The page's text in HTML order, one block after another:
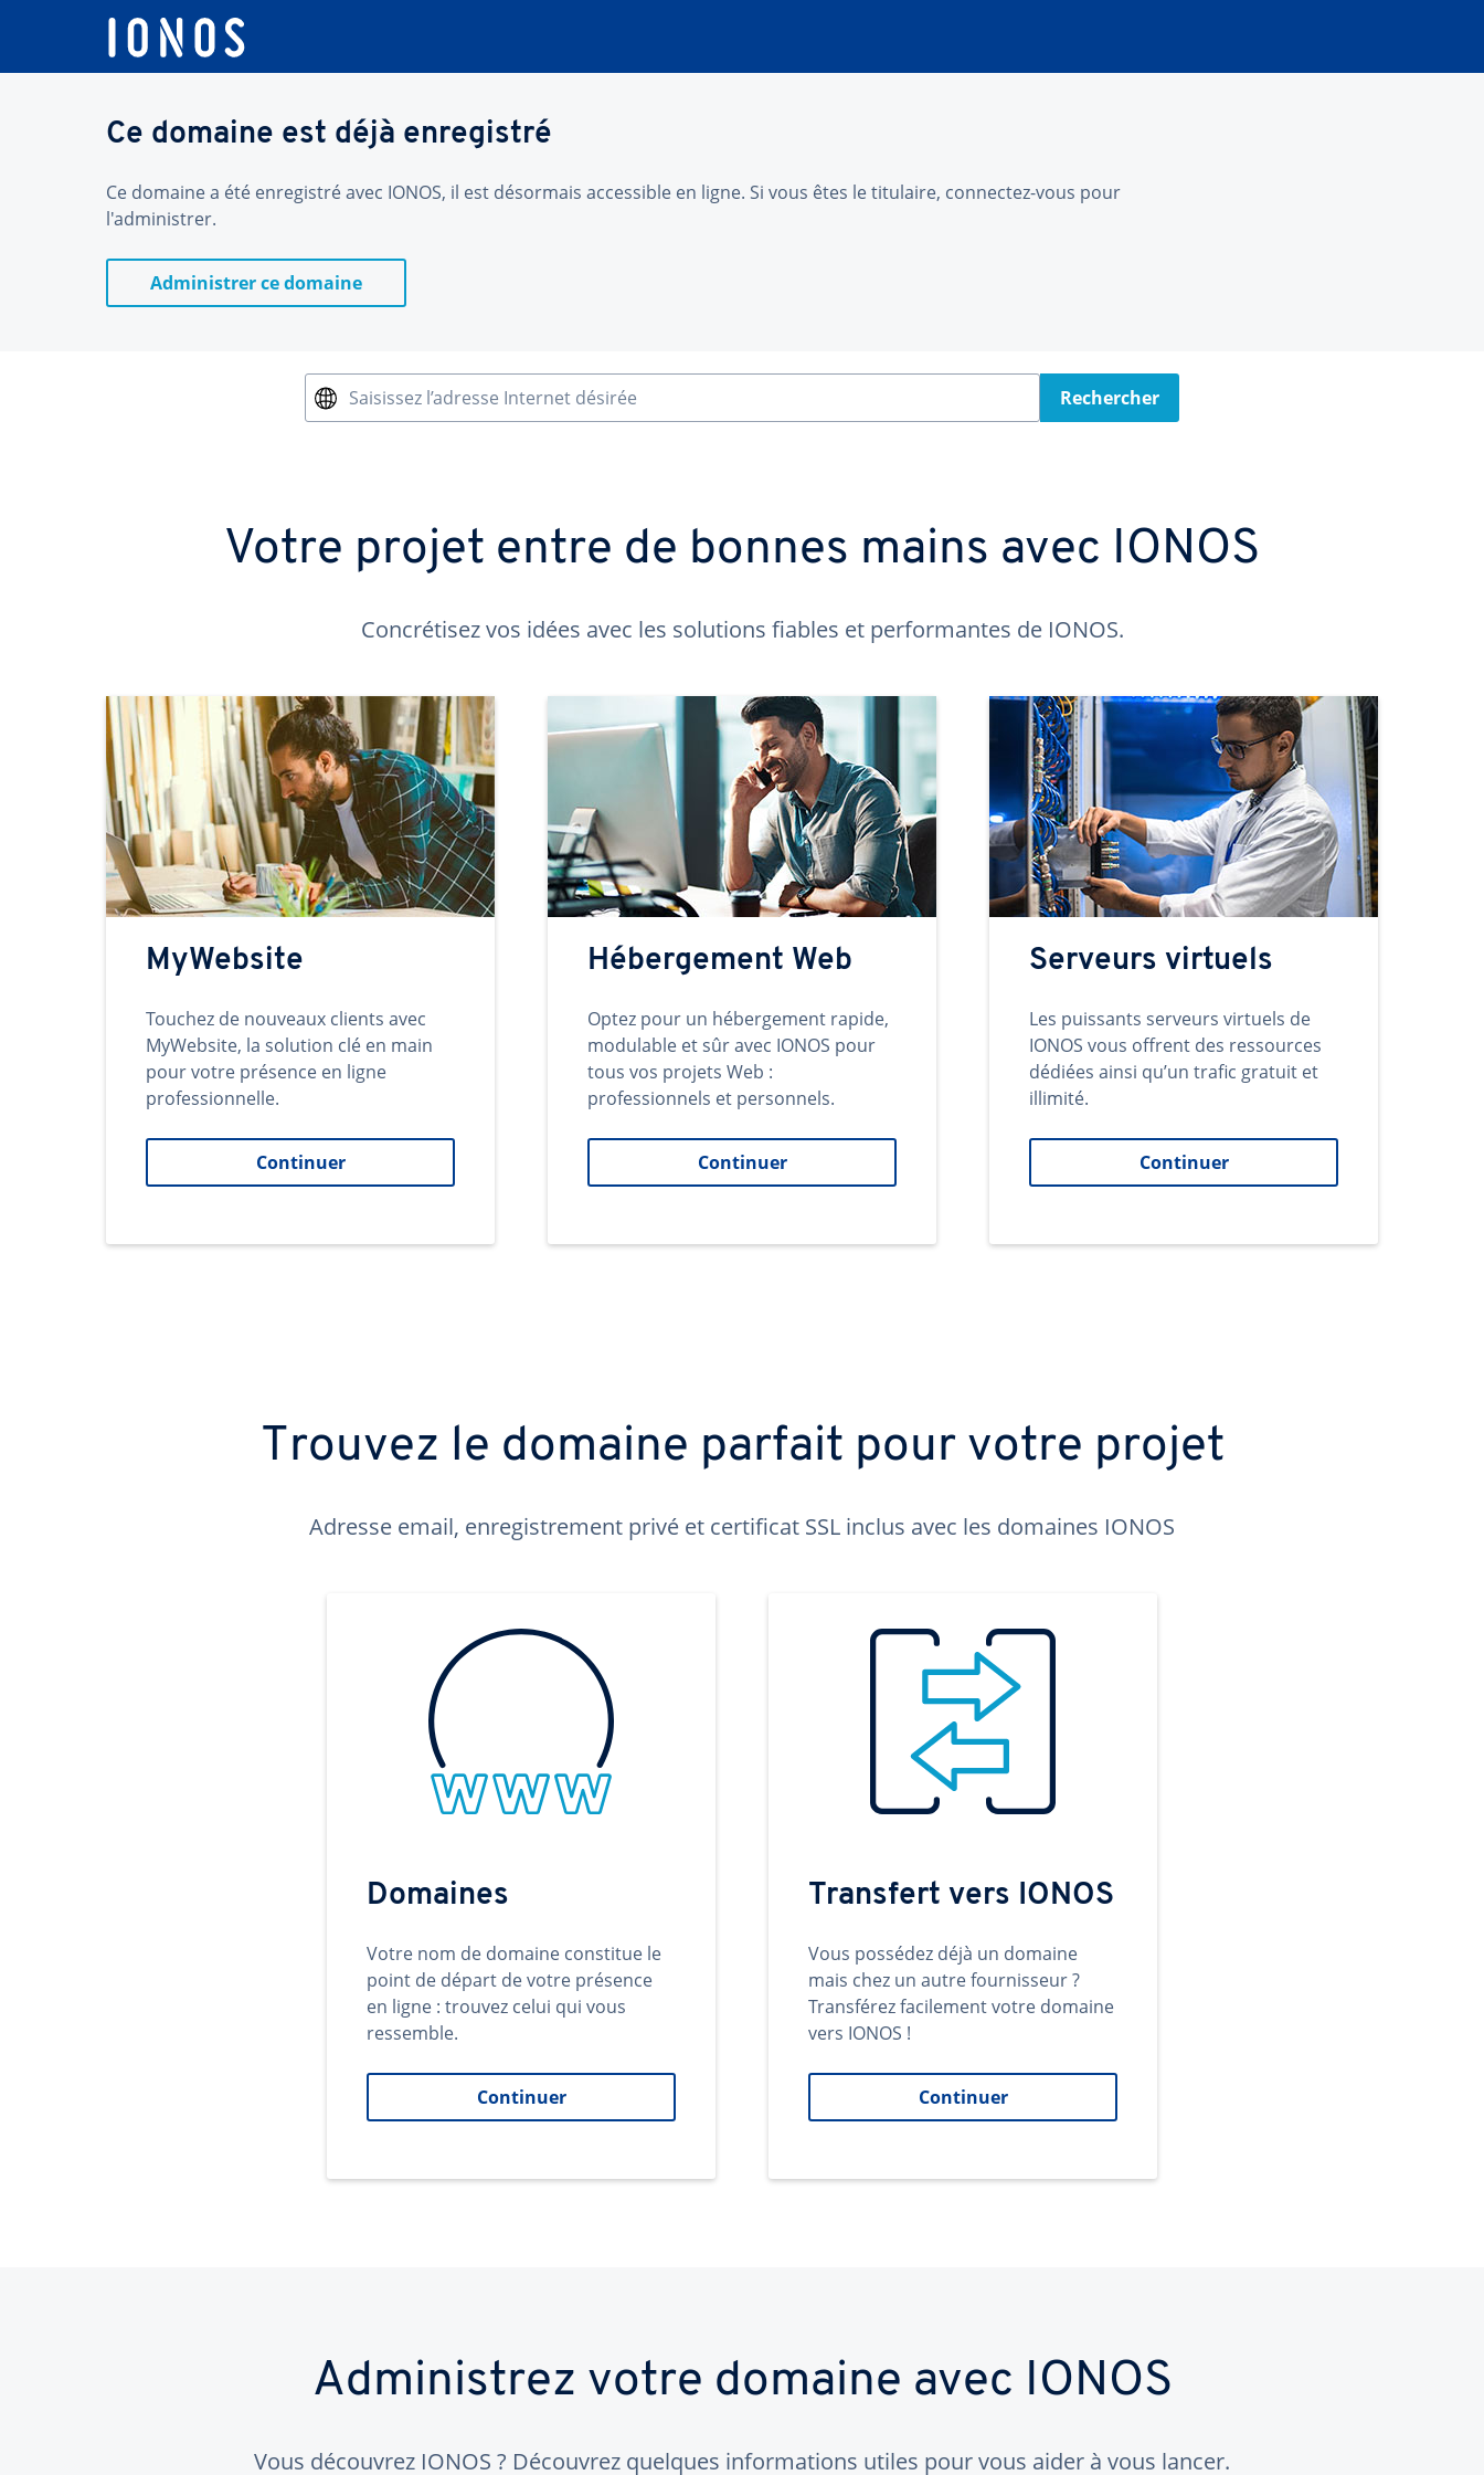
Ce domaine est déjà enregistré
Ce domaine a été enregistré avec IONOS, il est désormais accessible en ligne. Si vous êtes le titulaire, connectez-vous pour
l'administrer.
Administrer ce domaine
Saisissez l’adresse Internet désirée Rechercher
Votre projet entre de bonnes mains avec IONOS
Concrétisez vos idées avec les solutions fiables et performantes de IONOS.
MyWebsite
Touchez de nouveaux clients avec
MyWebsite, la solution clé en main
pour votre présence en ligne
professionnelle.
Continuer
Hébergement Web
Optez pour un hébergement rapide,
modulable et sûr avec IONOS pour
tous vos projets Web :
professionnels et personnels.
Continuer
Serveurs virtuels
Les puissants serveurs virtuels de
IONOS vous offrent des ressources
dédiées ainsi qu’un trafic gratuit et
illimité.
Continuer
Trouvez le domaine parfait pour votre projet
Adresse email, enregistrement privé et certificat SSL inclus avec les domaines IONOS
Domaines
Votre nom de domaine constitue le
point de départ de votre présence
en ligne : trouvez celui qui vous
ressemble.
Continuer
Transfert vers IONOS
Vous possédez déjà un domaine
mais chez un autre fournisseur ?
Transférez facilement votre domaine
vers IONOS !
Continuer
Administrez votre domaine avec IONOS
Vous découvrez IONOS ? Découvrez quelques informations utiles pour vous aider à vous lancer.